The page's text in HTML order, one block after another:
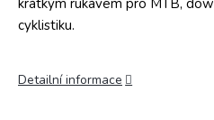
krátkým rukávem pro MTB,
cyklistiku.
Detailní informace